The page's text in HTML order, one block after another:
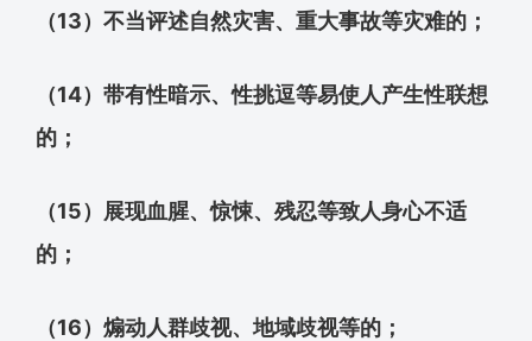
（13）不当评述自然灾害、重大事故等灾难的；
（14）带有性暗示、性挑逗等易使人产生性联想
的；
（15）展现血腥、惊悚、残忍等致人身心不适
的；
（16）煽动人群歧视、地域歧视等的；